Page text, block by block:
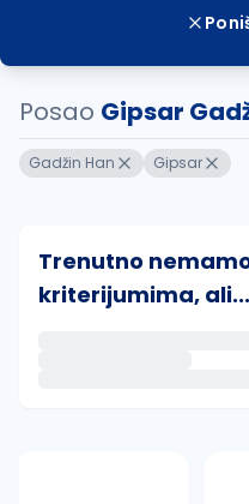
Posao Gipsar
Gadžin Han Gipsar
Trenutno
kriterijumima, ali...